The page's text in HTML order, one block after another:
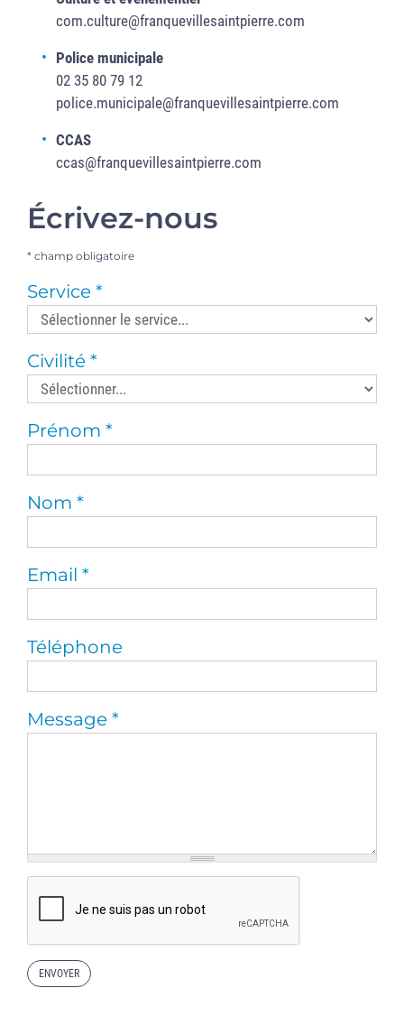
com.culture@franquevillesaintpierre.com
Police municipale
02 35 80 79 12
police.municipale@franquevillesaintpierre.com
CCAS
ccas@franquevillesaintpierre.com
Écrivez-nous
* champ obligatoire
Service
Civilité
Prénom
Nom
Email
Téléphone
Message